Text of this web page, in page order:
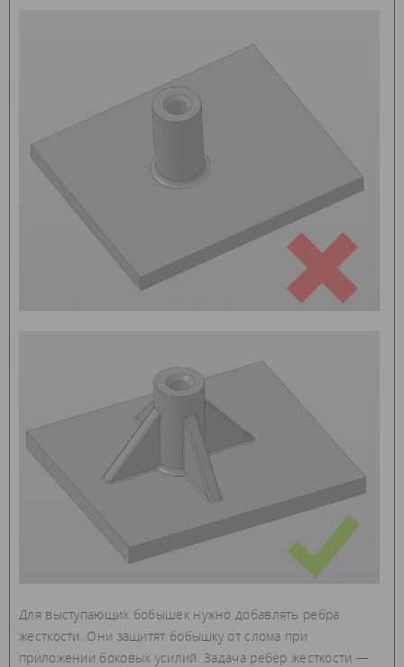
Для выступающих бобышек нужно добавлять ребра
жесткости. Они защитят бобышку от слома при
приложении боковых усилий. Задача ребер жесткости —